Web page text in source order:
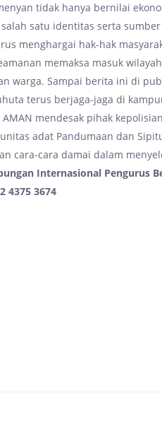
tidak hanya bernilai
satu identitas serta
menghargai hak-hak
memaksa masuk
warga. Sampai berita ini di
terus berjaga-jaga di
mendesak pihak
adat Pandumaan dan
cara-cara damai dalam
Internasional Pengurus
4375 3674